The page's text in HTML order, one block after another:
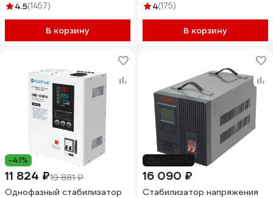
4.5(1457)
В корзину
4(175)
В корзину
-41%
11 824 ₽19 881 ₽
Однофазный стабилизатор
16 090 ₽
Стабилизатор напряжения